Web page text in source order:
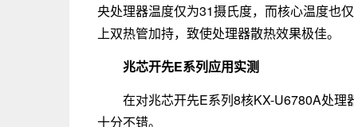
央处理器温度仅为31摄氏度，而核心温度也
上双热管加持，致使处理器散热效果极佳。
兆芯开先E系列应用实测
在对兆芯开先E系列8核KX-U6780A处
十分不错。